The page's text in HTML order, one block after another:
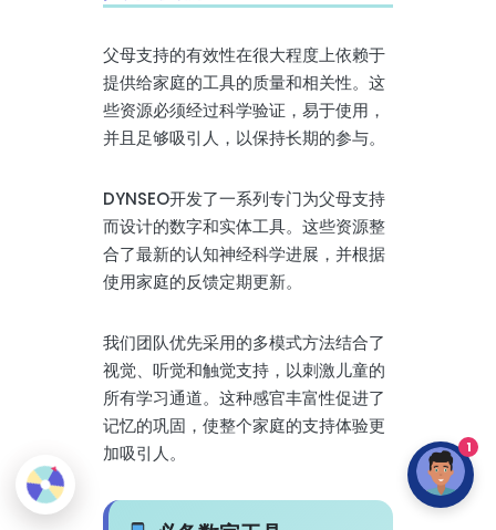
父母支持的有效性在很大程度上依赖于
提供给家庭的工具的质量和相关性。这
些资源必须经过科学验证，易于使用，
并且足够吸引人，以保持长期的参与。
DYNSEO开发了一系列专门为父母支持
而设计的数字和实体工具。这些资源整
合了最新的认知神经科学进展，并根据
使用家庭的反馈定期更新。
我们团队优先采用的多模式方法结合了
视觉、听觉和触觉支持，以刺激儿童的
所有学习通道。这种感官丰富性促进了
记忆的巩固，使整个家庭的支持体验更
加吸引人。
1